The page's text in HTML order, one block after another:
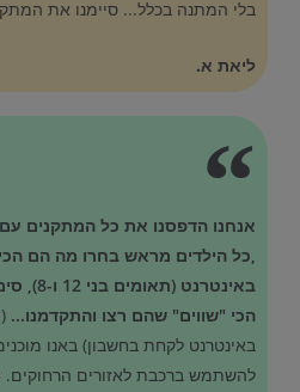
אנחנו הדפסנו את כל המתקנים
,כל הילדים מראש בחרו מה הם הכי
הכי "שווים" שהם רצו והתקדמנו...
באינטרנט לקחת בחשבון) באנו
להשתמש ברכבת לאזורים הרחוקים.
בלי המתנה בכלל... סיימנו את המתקן
ליאת א.